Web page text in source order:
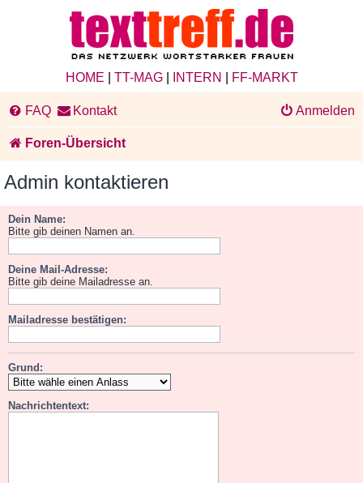
HOME TT-MAG| INTERN FF-MARKT
FAQ Kontakt Anmelden
Foren-Übersicht
Admin kontaktieren
Dein Name:
Bitte gib deinen Namen an.
Deine Mail-Adresse:
Bitte gib deine Mailadresse an.
Mailadresse bestätigen:
Grund:
Nachrichtentext: